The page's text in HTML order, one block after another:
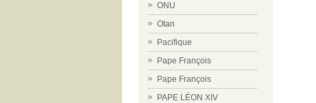
ONU
Otan
Pacifique
Pape François
Pape François
PAPE LÉON XIV